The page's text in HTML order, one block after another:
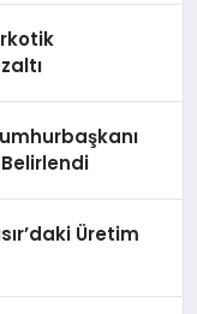
Belirlendi
Üretim